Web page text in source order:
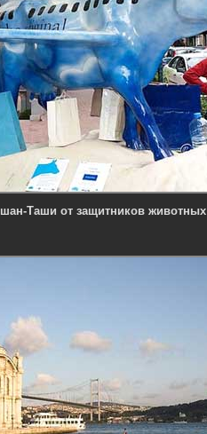
Таши от защитников животных